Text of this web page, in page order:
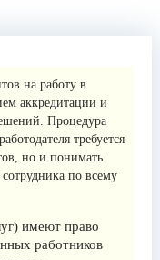
на работу в
аккредитации и
Процедура
требуется
но и понимать
по всему
имеют право
работников